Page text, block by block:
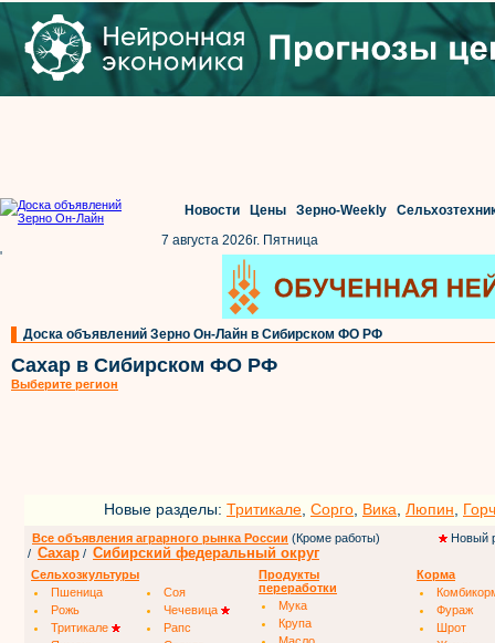
Новости Цены Зерно-Weekly
7 августа 2026г. Пятница
'
Доска объявлений Зерно Он-Лайн в Сибирском ФО РФ
Сахар в Сибирском ФО РФ
Выберите регион
Новые разделы: Тритикале Сорго Вика Люпин
Все объявления аграрного рынка России (Кроме работы)
Новый
/ Сахар / Сибирский федеральный округ
Сельхозкультуры
Пшеница
Соя
Рожь
Чечевица
Тритикале
Рапс
Продукты
переработки
Мука
Крупа
Корма
Фураж
Шрот